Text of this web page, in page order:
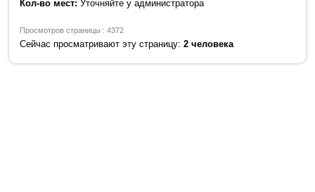
Кол-во мест: Уточняйте у администратора
Просмотров страницы : 4372
Сейчас просматривают эту страницу:2 человека